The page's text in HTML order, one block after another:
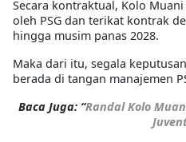
Secara kontraktual, Kolo
oleh PSG dan terikat kontrak
hingga musim panas 2028.
Maka dari itu, segala
berada di tangan manajemen
Baca Juga: “Randal Kolo